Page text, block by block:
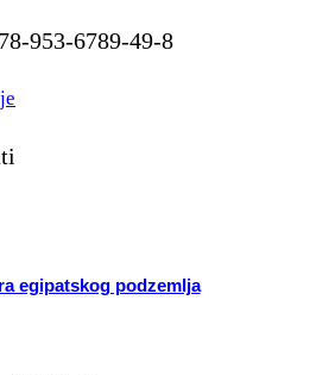
953-6789-49-8
egipatskog podzemlja